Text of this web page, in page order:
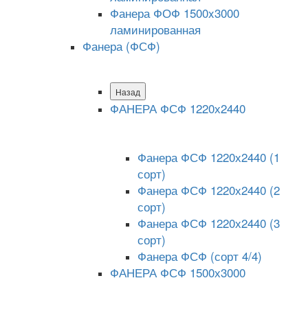
Фанера ФОФ 1500x3000
ламинированная
Фанера (ФСФ)
Назад
ФАНЕРА ФСФ 1220х2440
Фанера ФСФ 1220х2440 (1
сорт)
Фанера ФСФ 1220х2440 (2
сорт)
Фанера ФСФ 1220х2440 (3
сорт)
Фанера ФСФ (сорт 4/4)
ФАНЕРА ФСФ 1500х3000